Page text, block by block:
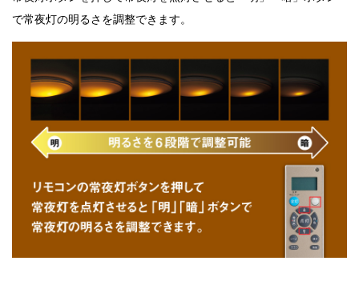
で常夜灯の明るさを調整できます。